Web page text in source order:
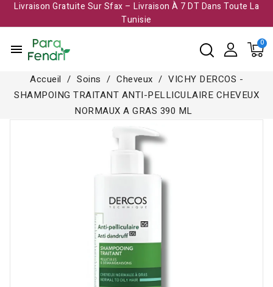
Livraison Gratuite Sur Sfax – Livraison À 7 DT Dans Toute La
Tunisie​
menu
Accueil Soins Cheveux
VICHY DERCOS -
SHAMPOING TRAITANT ANTI-PELLICULAIRE CHEVEUX
NORMAUX A GRAS 390 ML